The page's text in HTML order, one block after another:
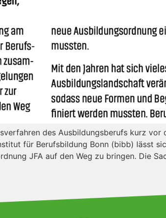
des Ausbildungsberufs kurz
für Berufsbildung Bonn (bibb) lässt
JFA auf den Weg zu bringen. Die